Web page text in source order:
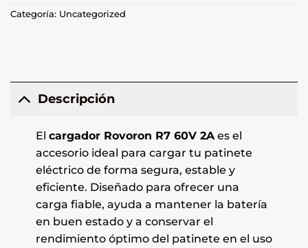
Categoría: Uncategorized
Descripción
El cargador Rovoron R7 60V 2Aes el
accesorio ideal para cargar tu patinete
eléctrico de forma segura, estable y
eficiente. Diseñado para ofrecer una
carga fiable, ayuda a mantener la batería
en buen estado y a conservar el
rendimiento óptimo del patinete en el uso